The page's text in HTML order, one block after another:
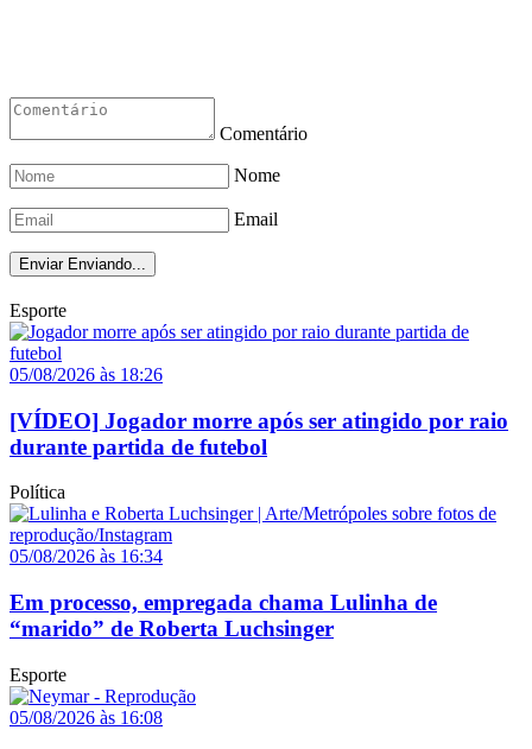
Comentário
Nome
Email
Enviar Enviando...
Esporte
05/08/2026 às 18:26
[VÍDEO] Jogador morre após ser atingido por raio
durante partida de futebol
Política
05/08/2026 às 16:34
Em processo, empregada chama Lulinha de
“marido” de Roberta Luchsinger
Esporte
05/08/2026 às 16:08